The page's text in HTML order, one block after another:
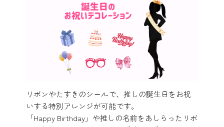
リボンやたすきのシールで、推しの誕生日をお祝
いする特別アレンジが可能です。
「Happy Birthday」や推しの名前をあしらったリボ